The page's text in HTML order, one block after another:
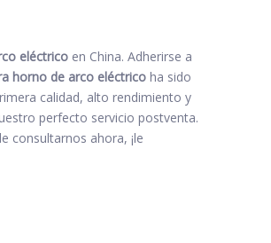
eléctrico en China. Adherirse a
horno de arco eléctrico ha sido
calidad, alto rendimiento y
perfecto servicio postventa.
consultarnos ahora, ¡le